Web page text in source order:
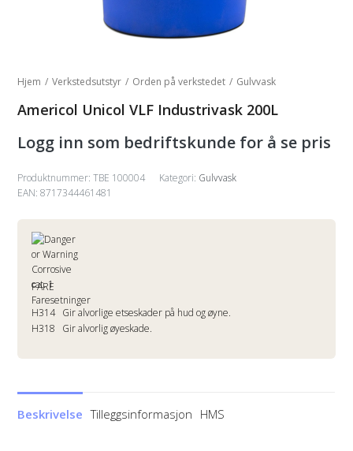
Hjem / Verkstedsutstyr / Orden på verkstedet / Gulvvask
Americol Unicol VLF Industrivask 200L
Logg inn som bedriftskunde for å se pris
Produktnummer:TBE 100004 Kategori: Gulvvask
EAN: 8717344461481
FARE
Faresetninger
H314 Gir alvorlige etseskader på hud og øyne.
H318
Gir alvorlig øyeskade.
Beskrivelse Tilleggsinformasjon HMS